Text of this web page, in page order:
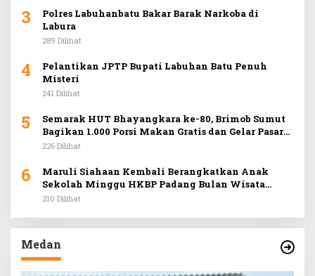
3
Polres Labuhanbatu Bakar Barak Narkoba di
Labura
289 Dilihat
4
Pelantikan JPTP Bupati Labuhan Batu Penuh
Misteri
241 Dilihat
5
Semarak HUT Bhayangkara ke-80, Brimob Sumut
Bagikan 1.000 Porsi Makan Gratis dan Gelar Pasar
Murah di Car Free Day Medan
226 Dilihat
6
Maruli Siahaan Kembali Berangkatkan Anak
Sekolah Minggu HKBP Padang Bulan Wisata
Rohani ke Hill Park
210 Dilihat
Medan